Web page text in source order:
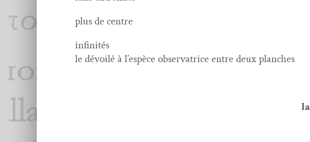
plus de centre
infinités
le dévoilé à l’espèce obser­va­trice entre deux planches